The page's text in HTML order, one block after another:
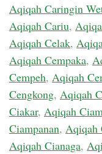
Aqiqah Caringin
Aqiqah Cariu,
Aqiqah Celak,
Aqiqah Cempaka,
Cempeh, Aqiqah
Cengkong, Aqiqah
Ciakar, Aqiqah
Ciampanan, Aqiqah
Aqiqah Cianaga,